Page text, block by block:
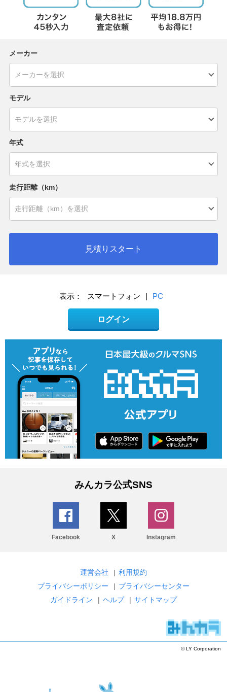
メーカー
モデル
年式
走行距離（km）
見積りスタート
表示： スマートフォン | PC
ログイン
みんカラ公式SNS
Facebook X Instagram
運営会社 | 利用規約
プライバシーポリシー
| プライバシーセンター
ガイドライン
| ヘルプ | サイトマップ
© LY Corporation